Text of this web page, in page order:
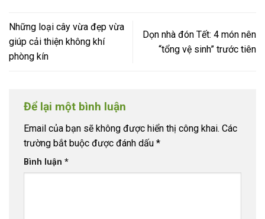
Những loại cây vừa đẹp vừa
giúp cải thiện không khí
phòng kín
Dọn nhà đón Tết: 4 món nên
“tổng vệ sinh” trước tiên
Để lại một bình luận
Email của bạn sẽ không được hiển thị công khai. Các
trường bắt buộc được đánh dấu *
Bình luận *